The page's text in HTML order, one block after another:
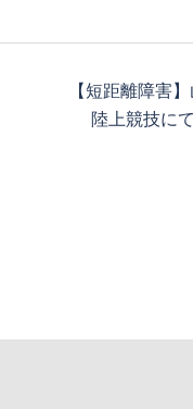
【短距離障害
陸上競技に